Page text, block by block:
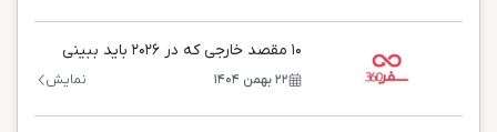
10 مقصد خارجی که در 2026 باید ببینی
۲۲ بهمن ۱۴۰۴ نمایش